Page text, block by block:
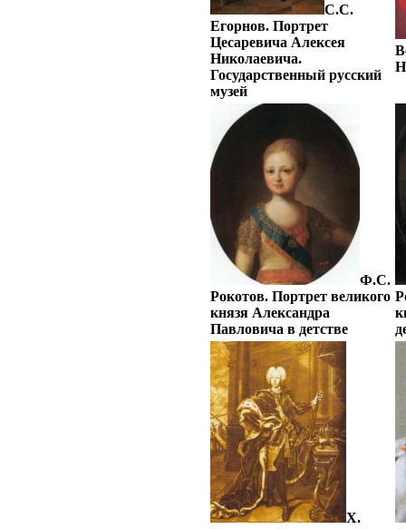
С.С.
Егорнов. Портрет
Цесаревича Алексея
Николаевича.
Государственный русский
музей
Ф.С.
Рокотов. Портрет великого
князя Александра
Павловича в детстве
Х.